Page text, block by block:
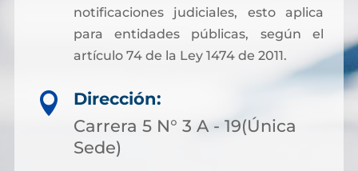
notificaciones judiciales, esto aplica
para entidades públicas, según el
artículo 74 de la Ley 1474 de 2011.

Dirección:
Carrera 5 N° 3 A - 19(Única
Sede)